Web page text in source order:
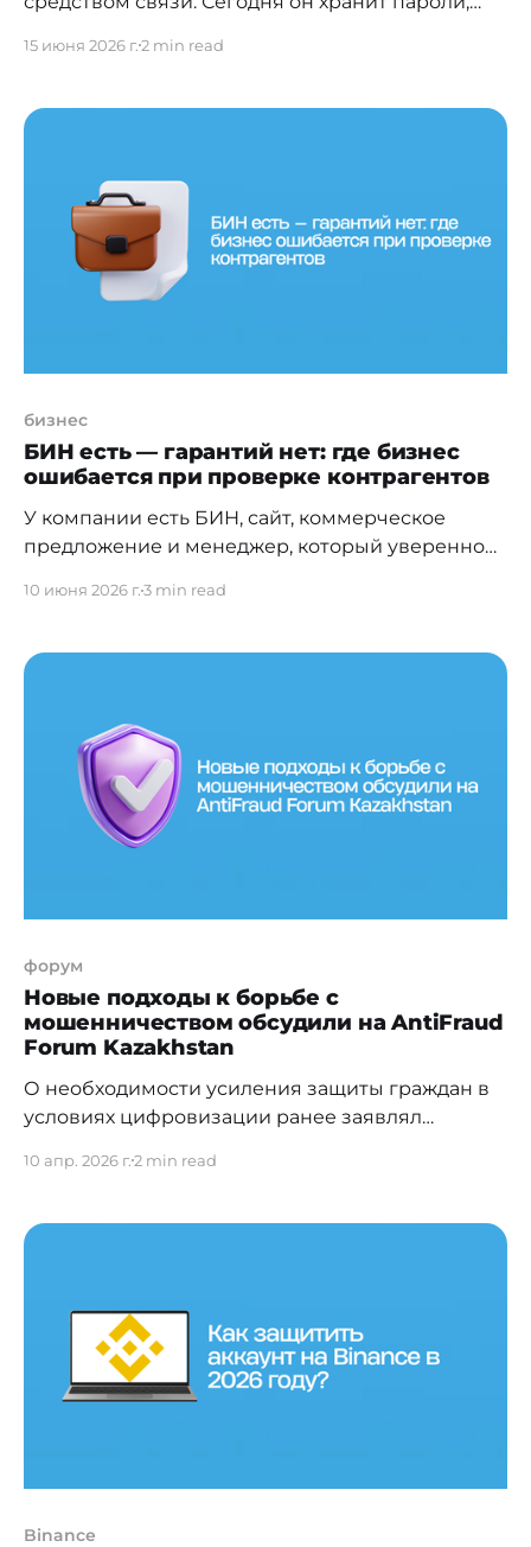
аутентификации, доступ к электронной почте и
устройства может привести не только к утрате
кибербезопасности отмечают, что
15 июня 2026 г.2 min read
бизнес
БИН есть — гарантий нет: где бизнес
ошибается при проверке контрагентов
У компании есть БИН, сайт, коммерческое
предложение и менеджер, который уверенно
подтверждает, что компания существует в
10 июня 2026 г.3 min read
форум
Новые подходы к борьбе с
мошенничеством обсудили на AntiFraud
Forum Kazakhstan
О необходимости усиления защиты граждан в
условиях цифровизации ранее заявлял
подчеркнув, что именно население остаётся
цифровые системы становятся одной из
всё чаще возникает необходимость защищать
казахстанцев от их собственной доверчивости.
10 апр. 2026 г.2 min read
Binance